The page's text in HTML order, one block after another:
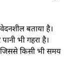
बताया है।
भी गहरा है।
जिससे किसी भी समय